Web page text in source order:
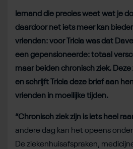
Iemand die precies weet wat je
daardoor net iets meer kan
vrienden: voor Tricia was dat
een gepensioneerde: totaal
maar beiden chronisch ziek.
en schrijft Tricia deze brief aan
vrienden in moeilijke tijden.
“Chronisch ziek zijn is iets heel
andere dag kan het opeens
De ziekenhuisafspraken,